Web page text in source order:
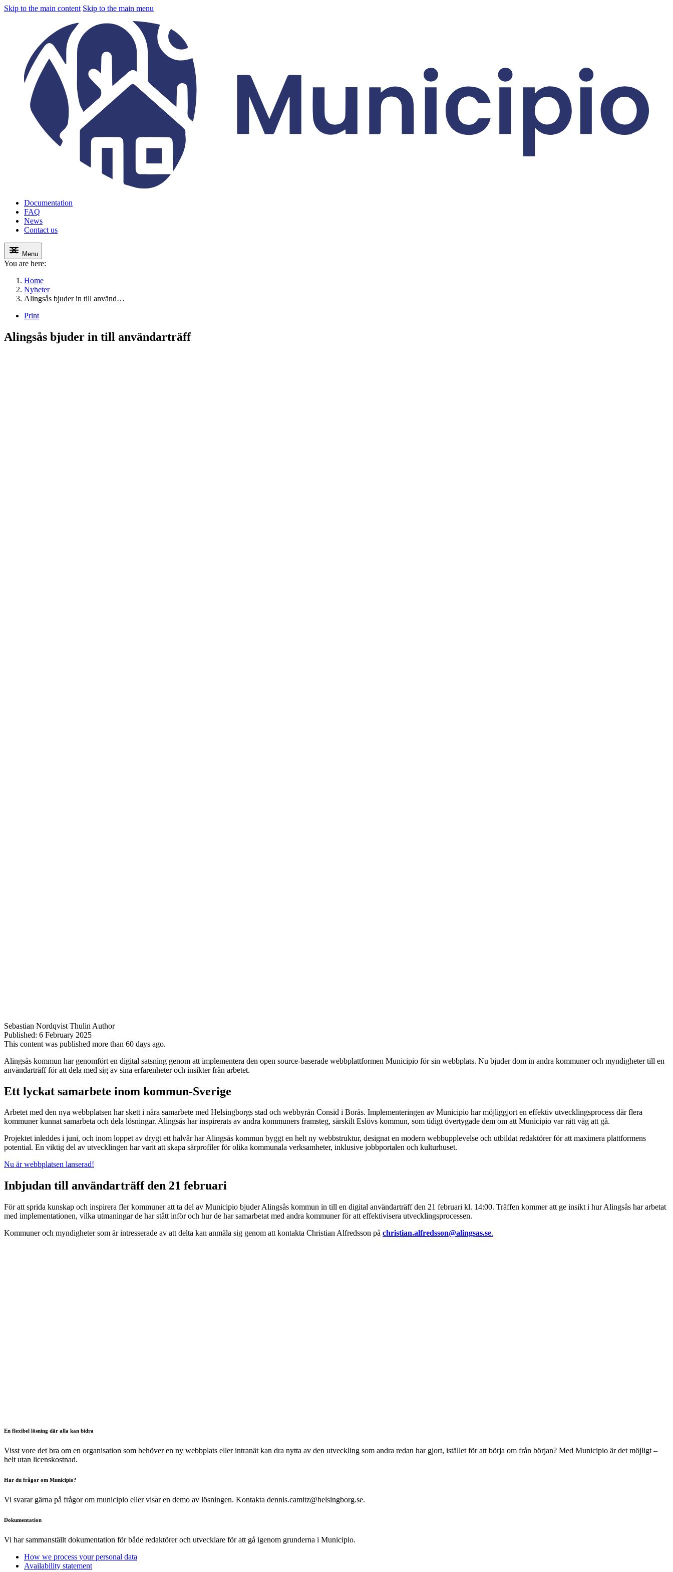
Skip to the main content Skip to the main menu
Documentation
FAQ
News
Contact us
Menu
You are here:
Home
Nyheter
Alingsås bjuder in till använd…
Print
Alingsås bjuder in till användarträff
Sebastian Nordqvist Thulin Author
Published: 6 February 2025
This content was published more than 60 days ago.
Alingsås kommun har genomfört en digital satsning genom att implementera den open source-baserade webbplattformen Municipio för sin webbplats. Nu bjuder dom in andra kommuner och myndigheter till en
användarträff för att dela med sig av sina erfarenheter och insikter från arbetet.
Ett lyckat samarbete inom kommun-Sverige
Arbetet med den nya webbplatsen har skett i nära samarbete med Helsingborgs stad och webbyrån Consid i Borås. Implementeringen av Municipio har möjliggjort en effektiv utvecklingsprocess där flera
kommuner kunnat samarbeta och dela lösningar. Alingsås har inspirerats av andra kommuners framsteg, särskilt Eslövs kommun, som tidigt övertygade dem om att Municipio var rätt väg att gå.
Projektet inleddes i juni, och inom loppet av drygt ett halvår har Alingsås kommun byggt en helt ny webbstruktur, designat en modern webbupplevelse och utbildat redaktörer för att maximera plattformens
potential. En viktig del av utvecklingen har varit att skapa särprofiler för olika kommunala verksamheter, inklusive jobbportalen och kulturhuset.
Nu är webbplatsen lanserad!
Inbjudan till användarträff den 21 februari
För att sprida kunskap och inspirera fler kommuner att ta del av Municipio bjuder Alingsås kommun in till en digital användarträff den 21 februari kl. 14:00. Träffen kommer att ge insikt i hur Alingsås har arbetat
med implementationen, vilka utmaningar de har stått inför och hur de har samarbetat med andra kommuner för att effektivisera utvecklingsprocessen.
Kommuner och myndigheter som är intresserade av att delta kan anmäla sig genom att kontakta Christian Alfredsson på christian.alfredsson@alingsas.se.
En flexibel lösning där alla kan bidra
Visst vore det bra om en organisation som behöver en ny webbplats eller intranät kan dra nytta av den utveckling som andra redan har gjort, istället för att börja om från början? Med Municipio är det möjligt –
helt utan licenskostnad.
Har du frågor om Municipio?
Vi svarar gärna på frågor om municipio eller visar en demo av lösningen. Kontakta dennis.camitz@helsingborg.se.
Dokumentation
Vi har sammanställt dokumentation för både redaktörer och utvecklare för att gå igenom grunderna i Municipio.
How we process your personal data
Availability statement